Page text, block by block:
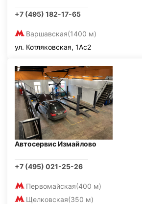
+7 (495) 182-17-65
Варшавская(1400 м)
ул. Котляковская, 1Ас2
Автосервис Измайлово
+7 (495) 021-25-26
Первомайская(400 м)
Щелковская(350 м)